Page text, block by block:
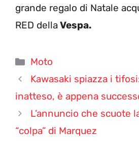
grande regalo di Natale
RED dellaVespa.
Categorie
Moto
Kawasaki spiazza i tifosi:
inatteso, è appena
L’annuncio che scuote
“colpa” di Marquez